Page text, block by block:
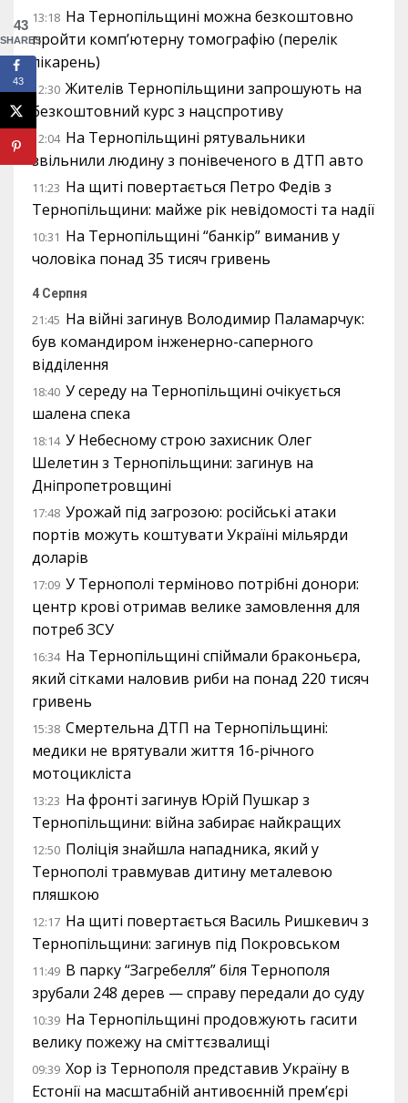
13:18 На Тернопільщині можна безкоштовно
пройти комп’ютерну томографію (перелік
лікарень)
12:30 Жителів Тернопільщини запрошують на
безкоштовний курс з нацспротиву
12:04 На Тернопільщині рятувальники
звільнили людину з понівеченого в ДТП авто
11:23 На щиті повертається Петро Федів з
Тернопільщини: майже рік невідомості та надії
10:31 На Тернопільщині “банкір” виманив у
чоловіка понад 35 тисяч гривень
4 Серпня
21:45 На війні загинув Володимир Паламарчук:
був командиром інженерно-саперного
відділення
18:40 У середу на Тернопільщині очікується
шалена спека
18:14 У Небесному строю захисник Олег
Шелетин з Тернопільщини: загинув на
Дніпропетровщині
17:48 Урожай під загрозою: російські атаки
портів можуть коштувати Україні мільярди
доларів
17:09 У Тернополі терміново потрібні донори:
центр крові отримав велике замовлення для
потреб ЗСУ
16:34 На Тернопільщині спіймали браконьєра,
який сітками наловив риби на понад 220 тисяч
гривень
15:38 Смертельна ДТП на Тернопільщині:
медики не врятували життя 16-річного
мотоцикліста
13:23 На фронті загинув Юрій Пушкар з
Тернопільщини: війна забирає найкращих
12:50 Поліція знайшла нападника, який у
Тернополі травмував дитину металевою
пляшкою
12:17 На щиті повертається Василь Ришкевич з
Тернопільщини: загинув під Покровськом
11:49 В парку “Загребелля” біля Тернополя
зрубали 248 дерев — справу передали до суду
10:39 На Тернопільщині продовжують гасити
велику пожежу на сміттєзвалищі
09:39 Хор із Тернополя представив Україну в
Естонії на масштабній антивоєнній прем’єрі
43
SHARES
43